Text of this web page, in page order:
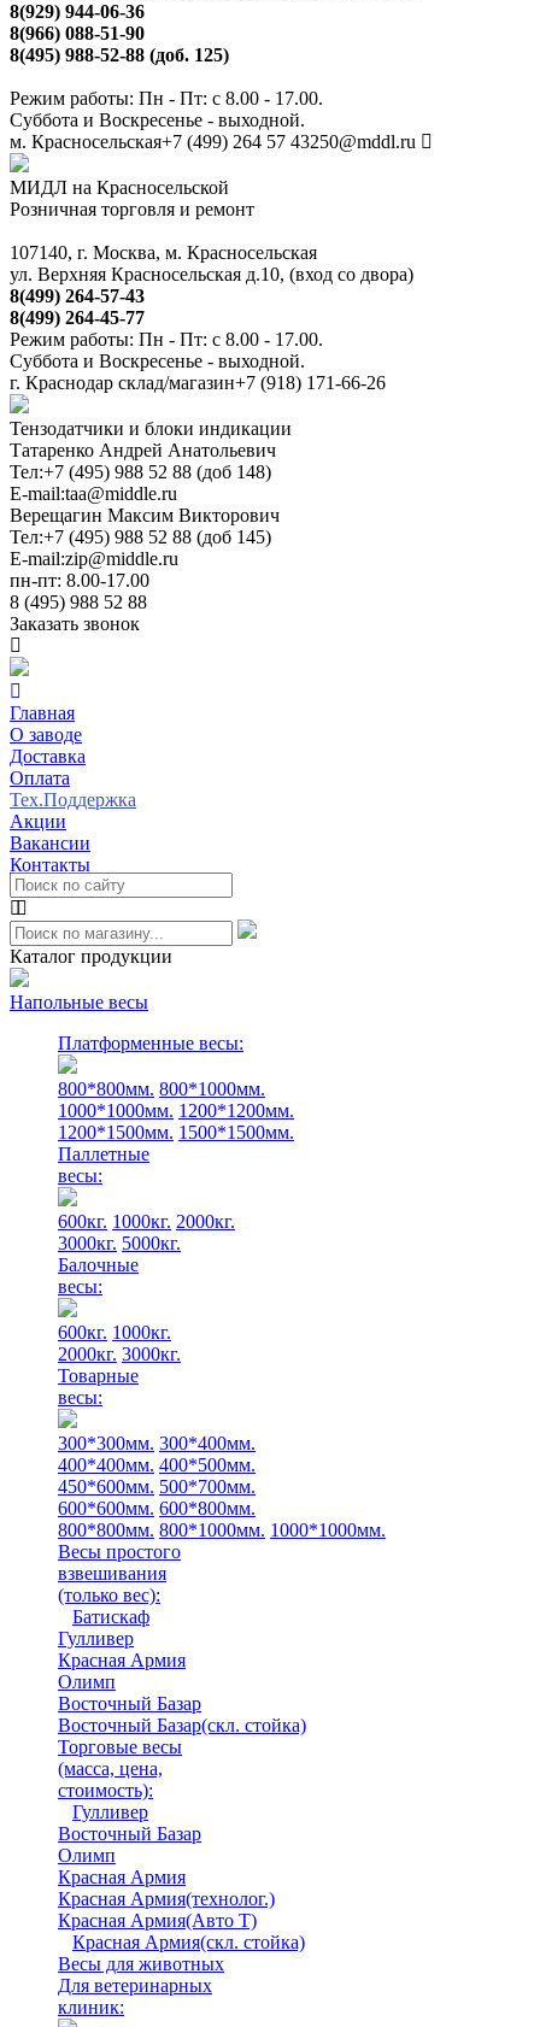
8(929) 944-06-36
8(966) 088-51-90
8(495) 988-52-88 (доб. 125)
Режим работы: Пн - Пт: с 8.00 - 17.00.
Суббота и Воскресенье - выходной.
м. Красносельская+7 (499) 264 57 43250@mddl.ru
МИДЛ на Красносельской
Розничная торговля и ремонт
107140, г. Москва, м. Красносельская
ул. Верхняя Красносельская д.10, (вход со двора)
8(499) 264-57-43
8(499) 264-45-77
Режим работы: Пн - Пт: с 8.00 - 17.00.
Суббота и Воскресенье - выходной.
г. Краснодар склад/магазин+7 (918) 171-66-26
Тензодатчики и блоки индикации
Татаренко Андрей Анатольевич
Тел:+7 (495) 988 52 88 (доб 148)
E-mail:taa@middle.ru
Верещагин Максим Викторович
Тел:+7 (495) 988 52 88 (доб 145)
E-mail:zip@middle.ru
пн-пт: 8.00-17.00
8 (495) 988 52 88
Заказать звонок
Главная
О заводе
Доставка
Оплата
Тех.Поддержка
Акции
Вакансии
Контакты
Каталог продукции
Напольные весы
Платформенные весы:
800*800мм. 800*1000мм.
1000*1000мм. 1200*1200мм.
1200*1500мм. 1500*1500мм.
Паллетные
весы:
600кг. 1000кг. 2000кг.
3000кг. 5000кг.
Балочные
весы:
600кг. 1000кг.
2000кг. 3000кг.
Товарные
весы:
300*300мм. 300*400мм.
400*400мм. 400*500мм.
450*600мм. 500*700мм.
600*600мм. 600*800мм.
800*800мм. 800*1000мм. 1000*1000мм.
Весы простого
взвешивания
(только вес):
Батискаф
Гулливер
Красная Армия
Олимп
Восточный Базар
Восточный Базар(скл. стойка)
Торговые весы
(масса, цена,
стоимость):
Гулливер
Восточный Базар
Олимп
Красная Армия
Красная Армия(технолог.)
Красная Армия(Авто Т)
Красная Армия(скл. стойка)
Весы для животных
Для ветеринарных
клиник: